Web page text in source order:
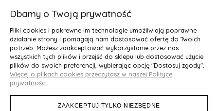
INFORMACJE
MOJE KONTO
O NAS
Deluxury.pl
Dbamy o Twoją prywatność
Pliki cookies i pokrewne im technologie umożliwiają poprawne
działanie strony i pomagają nam dostosować ofertę do Twoich
potrzeb. Możesz zaakceptować wykorzystanie przez nas
wszystkich tych plików i przejść do sklepu lub dostosować użycie
plików do swoich preferencji, wybierając opcję "Dostosuj zgody".
Więcej o plikach cookies przeczytasz w naszej Polityce
prywatności.
ZAAKCEPTUJ TYLKO NIEZBĘDNE